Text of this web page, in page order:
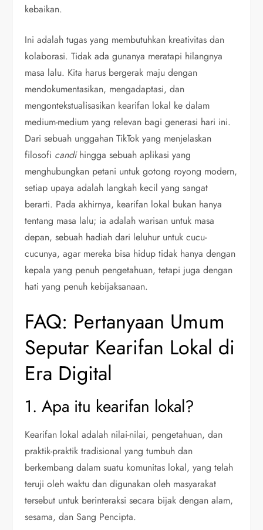
kebaikan.
Ini adalah tugas yang membutuhkan kreativitas dan
kolaborasi. Tidak ada gunanya meratapi hilangnya
masa lalu. Kita harus bergerak maju dengan
mendokumentasikan, mengadaptasi, dan
mengontekstualisasikan kearifan lokal ke dalam
medium-medium yang relevan bagi generasi hari ini.
Dari sebuah unggahan TikTok yang menjelaskan
filosofi candihingga sebuah aplikasi yang
menghubungkan petani untuk gotong royong modern,
setiap upaya adalah langkah kecil yang sangat
berarti. Pada akhirnya, kearifan lokal bukan hanya
tentang masa lalu; ia adalah warisan untuk masa
depan, sebuah hadiah dari leluhur untuk cucu-
cucunya, agar mereka bisa hidup tidak hanya dengan
kepala yang penuh pengetahuan, tetapi juga dengan
hati yang penuh kebijaksanaan.
FAQ: Pertanyaan Umum
Seputar Kearifan Lokal di
Era Digital
1. Apa itu kearifan lokal?
Kearifan lokal adalah nilai-nilai, pengetahuan, dan
praktik-praktik tradisional yang tumbuh dan
berkembang dalam suatu komunitas lokal, yang telah
teruji oleh waktu dan digunakan oleh masyarakat
tersebut untuk berinteraksi secara bijak dengan alam,
sesama, dan Sang Pencipta.